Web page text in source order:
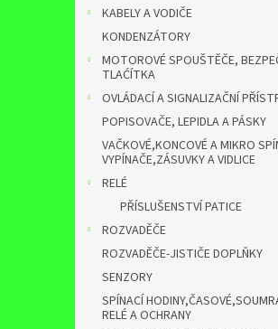
KABELY A VODIČE
KONDENZÁTORY
MOTOROVÉ SPOUŠTĚČE,
TLAĆÍTKA
OVLÁDACÍ A SIGNALIZAČNÍ
POPISOVAČE, LEPIDLA A PÁSKY
VAČKOVÉ,KONCOVÉ A MIKRO
VYPÍNAČE,ZÁSUVKY A VIDLICE
RELÉ
PŘÍSLUŠENSTVÍ PATICE
ROZVADĚČE
ROZVADĚČE-JISTIČE DOPLŇKY
SENZORY
SPÍNACÍ
RELÉ A OCHRANY